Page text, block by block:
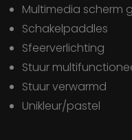
multimedia scherm
schakelpaddles
sfeerverlichting
stuur
stuur verwarmd
unikleur/pastel